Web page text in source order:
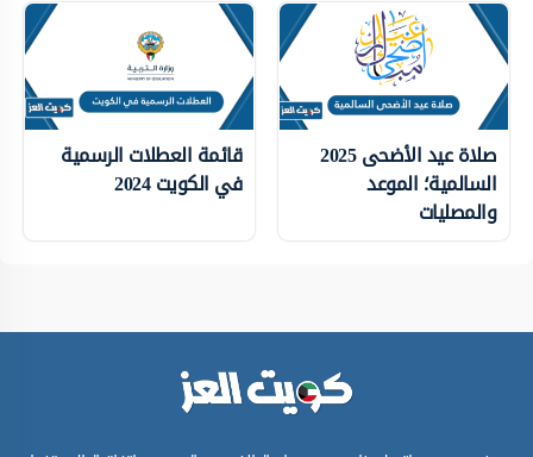
صلاة عيد الأضحى 2025
السالمية؛ الموعد
والمصليات
قائمة العطلات الرسمية
في الكويت 2024